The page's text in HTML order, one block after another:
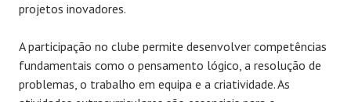
projetos inovadores.
A participação no clube permite desenvolver competências
fundamentais como o pensamento lógico, a resolução de
problemas, o trabalho em equipa e a criatividade. As